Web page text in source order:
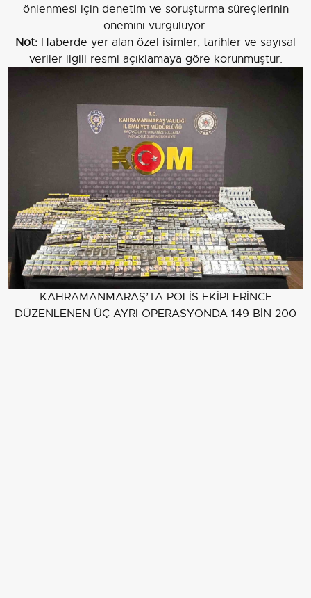
önlenmesi için denetim ve soruşturma süreçlerinin
önemini vurguluyor.
Not: Haberde yer alan özel isimler, tarihler ve sayısal
veriler ilgili resmi açıklamaya göre korunmuştur.
KAHRAMANMARAŞ’TA POLİS EKİPLERİNCE
DÜZENLENEN ÜÇ AYRI OPERASYONDA 149 BİN 200